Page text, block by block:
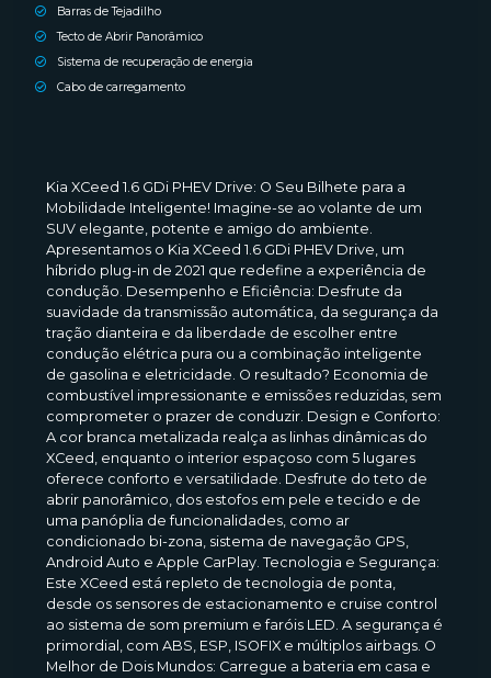
Barras de Tejadilho
Tecto de Abrir Panorâmico
Sistema de recuperação de energia
Cabo de carregamento
Kia XCeed 1.6 GDi PHEV Drive: O Seu Bilhete para a
Mobilidade Inteligente! Imagine-se ao volante de um
SUV elegante, potente e amigo do ambiente.
Apresentamos o Kia XCeed 1.6 GDi PHEV Drive, um
híbrido plug-in de 2021 que redefine a experiência de
condução. Desempenho e Eficiência: Desfrute da
suavidade da transmissão automática, da segurança da
tração dianteira e da liberdade de escolher entre
condução elétrica pura ou a combinação inteligente
de gasolina e eletricidade. O resultado? Economia de
combustível impressionante e emissões reduzidas, sem
comprometer o prazer de conduzir. Design e Conforto:
A cor branca metalizada realça as linhas dinâmicas do
XCeed, enquanto o interior espaçoso com 5 lugares
oferece conforto e versatilidade. Desfrute do teto de
abrir panorâmico, dos estofos em pele e tecido e de
uma panóplia de funcionalidades, como ar
condicionado bi-zona, sistema de navegação GPS,
Android Auto e Apple CarPlay. Tecnologia e Segurança:
Este XCeed está repleto de tecnologia de ponta,
desde os sensores de estacionamento e cruise control
ao sistema de som premium e faróis LED. A segurança é
primordial, com ABS, ESP, ISOFIX e múltiplos airbags. O
Melhor de Dois Mundos: Carregue a bateria em casa e